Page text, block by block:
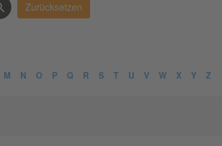
M N O P Q R S T U V W X Y Z